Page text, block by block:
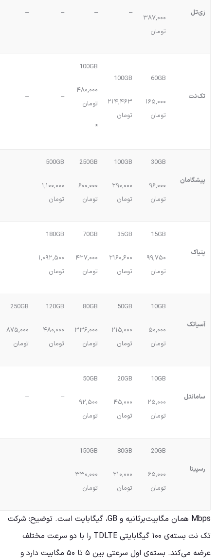
زی‌تل
۳۸۷,۰۰۰
تومان
–
–
–
–
تک‌نت
60GB
۱۶۵,۰۰۰
تومان
100GB
۲۱۴,۴۶۳
تومان
100GB
۴۸۰,۰۰۰
تومان
*
–
–
پیشگامان
30GB
۹۶,۰۰۰
تومان
100GB
۲۹۰,۰۰۰
تومان
250GB
۶۰۰,۰۰۰
تومان
500GB
۱,۱۰۰,۰۰۰
تومان
پتیاک
15GB
۹۹,۷۵۰
تومان
35GB
۲۱۶۰,۶۰۰
تومان
70GB
۴۲۷,۰۰۰
تومان
180GB
۱,۰۹۲,۵۰۰
تومان
آسیاتک
10GB
۵۰,۰۰۰
تومان
50GB
۲۱۵,۰۰۰
تومان
80GB
۳۳۶,۰۰۰
تومان
120GB
۴۸۰,۰۰۰
تومان
250GB
۸۷۵,۰۰۰
تومان
سامانتل
10GB
۲۵,۰۰۰
تومان
20GB
۴۵,۰۰۰
تومان
50GB
۹۲,۵۰۰
تومان
–
–
رسپینا
20GB
۶۵,۰۰۰
تومان
80GB
۲۱۰,۰۰۰
تومان
150GB
۳۳۰,۰۰۰
تومان
Mbps همان مگابیت‌برثانیه و GB، گیگابایت است. توضیح: شرکت
تک نت بسته‌ی ۱۰۰ گیگابایتی TDLTE را با دو سرعت مختلف
عرضه می‌کند. بسته‌ی اول سرعتی بین ۵ تا ۵۰ مگابیت دارد و